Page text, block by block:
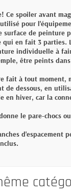
spoiler avant
pour
surface de peinture
qui en fait 3 parties.
individuelle à
être peints
fait à tout moment,
de dessous, en
en hiver, car la
le pare-chocs
d'espacement